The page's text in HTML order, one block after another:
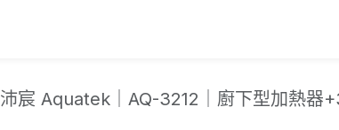
沛宸 Aquatek｜AQ-3212｜廚下型加熱器